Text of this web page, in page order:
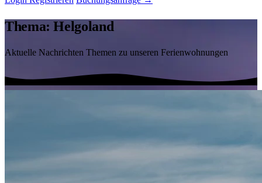
Thema: Helgoland
Aktuelle Nachrichten Themen zu unseren Ferienwohnungen